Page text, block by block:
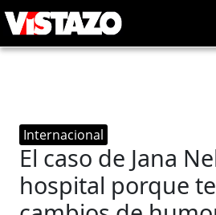
Internacional
El caso de Jana
hospital porque